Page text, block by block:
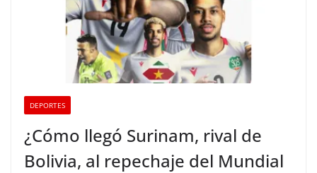
DEPORTES
¿Cómo llegó Surinam, rival de
Bolivia, al repechaje del Mundial